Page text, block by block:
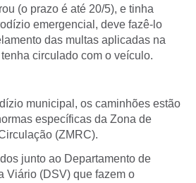
(o prazo é até 20/5), e tinha
emergencial, deve fazê-lo
das multas aplicadas na
circulado com o veículo.
municipal, os caminhões estão
específicas da Zona de
(ZMRC).
junto ao Departamento de
Viário (DSV) que fazem o